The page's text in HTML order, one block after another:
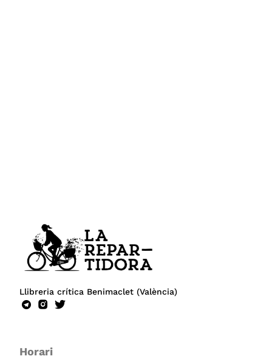
Llibreria crítica Benimaclet (València)
Horari